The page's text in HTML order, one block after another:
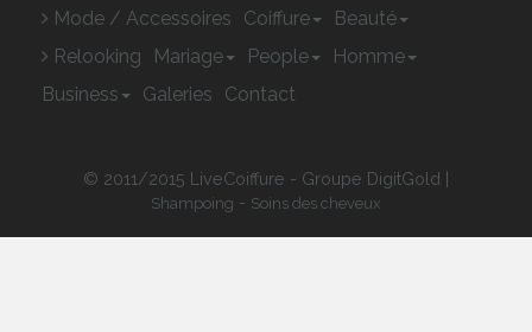
Mode / Accessoires Coiffure
Beauté
Relooking
Mariage People
Homme
Business
Galeries Contact
© 2011/2015 LiveCoiffure - Groupe DigitGold |
Shampoing - Soins des cheveux